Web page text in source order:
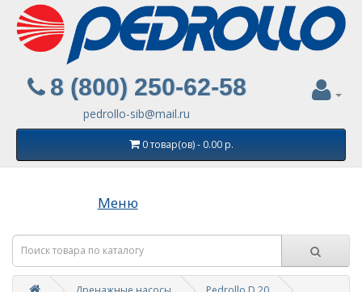
8 (800) 250-62-58
pedrollo-sib@mail.ru
0 товар(ов) - 0.00 р.
Меню